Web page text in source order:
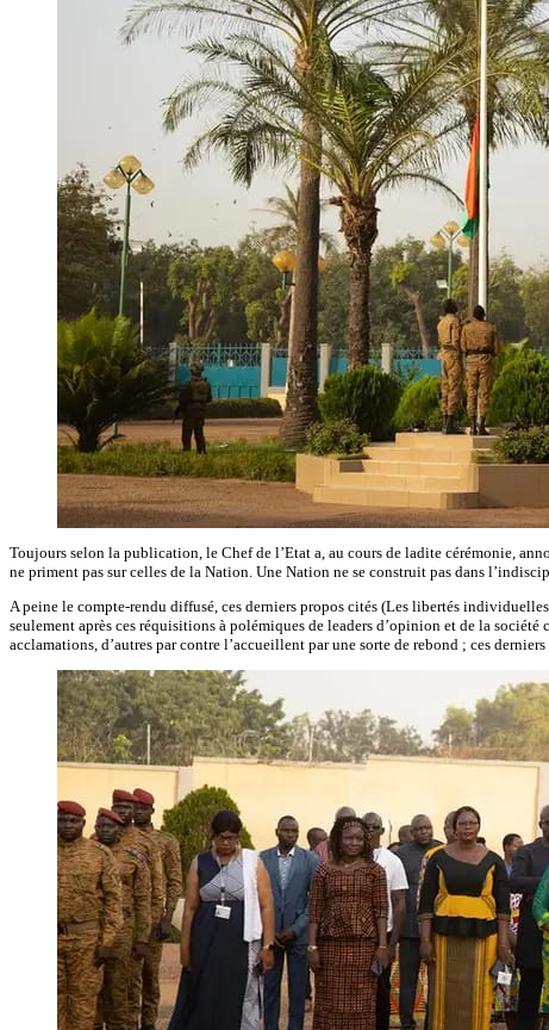
Toujours selon la publication, le Chef de l’Etat a, au cours de ladite cérémonie,
ne priment pas sur celles de la Nation. Une Nation ne se construit pas dans
A peine le compte-rendu diffusé, ces derniers propos cités (Les libertés
seulement après ces réquisitions à polémiques de leaders d’opinion et de la
acclamations, d’autres par contre l’accueillent par une sorte de rebond ; ces